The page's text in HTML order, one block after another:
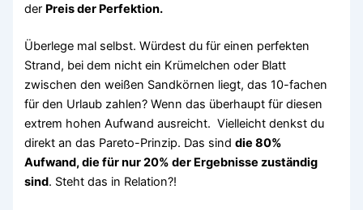
der Preis der Perfektion.
Überlege mal selbst. Würdest du für einen perfekten
Strand, bei dem nicht ein Krümelchen oder Blatt
zwischen den weißen Sandkörnen liegt, das 10-fachen
für den Urlaub zahlen? Wenn das überhaupt für diesen
extrem hohen Aufwand ausreicht. Vielleicht denkst du
direkt an das Pareto-Prinzip. Das sinddie 80%
Aufwand, die für nur 20% der Ergebnisse zuständig
sind. Steht das in Relation?!